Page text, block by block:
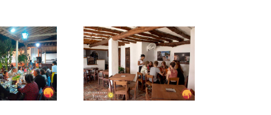
Restaurante